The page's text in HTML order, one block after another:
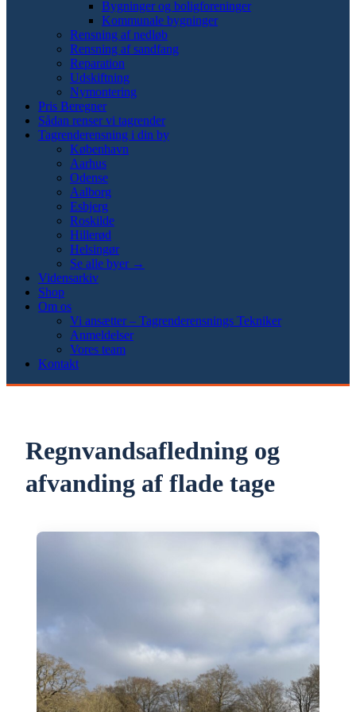
Bygninger og boligforeninger
Kommunale bygninger
Rensning af nedløb
Rensning af sandfang
Reparation
Udskiftning
Nymontering
Pris Beregner
Sådan renser vi tagrender
Tagrenderensning i din by
København
Aarhus
Odense
Aalborg
Esbjerg
Roskilde
Hillerød
Helsingør
Se alle byer →
Vidensarkiv
Shop
Om os
Vi ansætter – Tagrenderensnings Tekniker
Anmeldelser
Vores team
Kontakt
Regnvandsafledning og
afvanding af flade tage